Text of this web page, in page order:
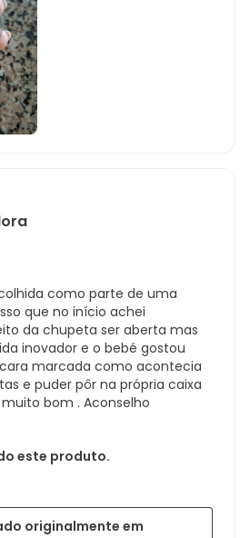
como parte de uma
que no início achei
da chupeta ser aberta mas
inovador e o bebé gostou
marcada como acontecia
e puder pôr na própria caixa
bom . Aconselho
este produto.
originalmente em